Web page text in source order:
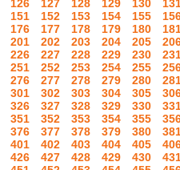
126 127 128 129 130
151 152 153 154 155
176 177 178 179 180
201 202 203 204 205
226 227 228 229 230
251 252 253 254 255
276 277 278 279 280
301 302 303 304 305
326 327 328 329 330
351 352 353 354 355
376 377 378 379 380
401 402 403 404 405
426 427 428 429 430